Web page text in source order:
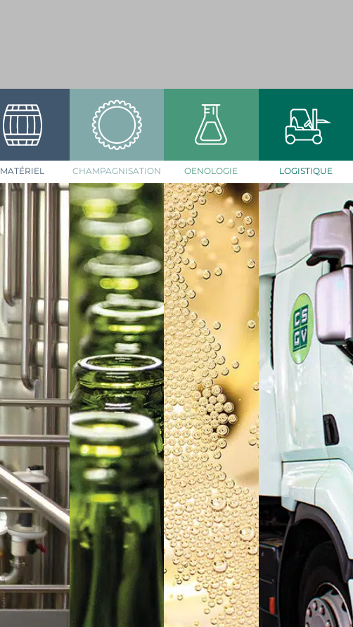
MATÉRIEL CHAMPAGNISATION OENOLOGIE LOGISTIQUE